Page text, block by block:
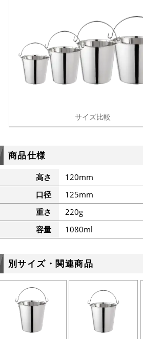
サイズ比較
商品仕様
高さ
120mm
口径
125mm
重さ
220g
容量
1080ml
別サイズ・関連商品